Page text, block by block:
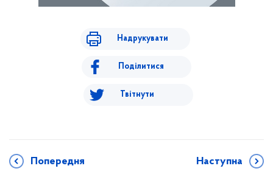
Надрукувати
Поділитися
Твітнути
Попередня Наступна